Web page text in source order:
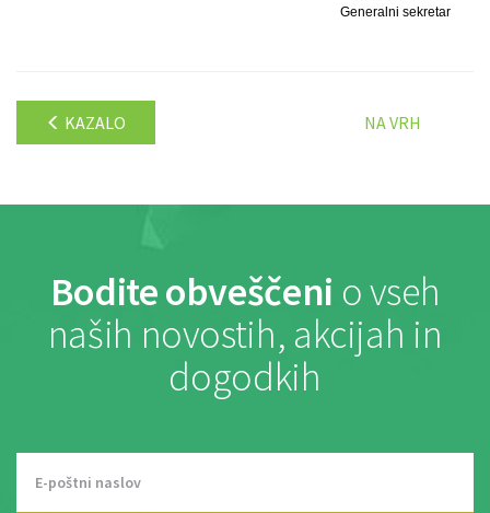
Generalni sekretar
KAZALO NA VRH
Bodite obveščeni o vseh
naših novostih, akcijah in
dogodkih